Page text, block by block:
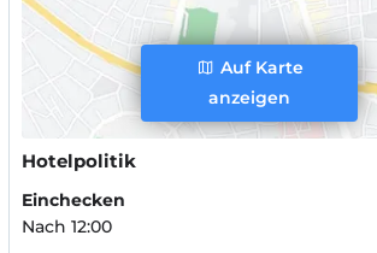
Auf Karte
anzeigen
Hotelpolitik
Einchecken
Nach 12:00